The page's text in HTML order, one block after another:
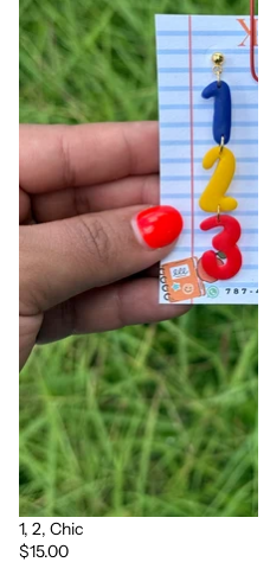
1, 2, Chic
$15.00